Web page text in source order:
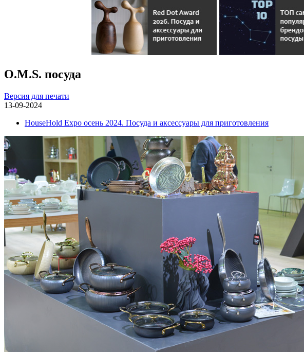
O.M.S. посуда
Версия для печати
13-09-2024
HouseHold Expo осень 2024. Посуда и аксессуары для приготовления